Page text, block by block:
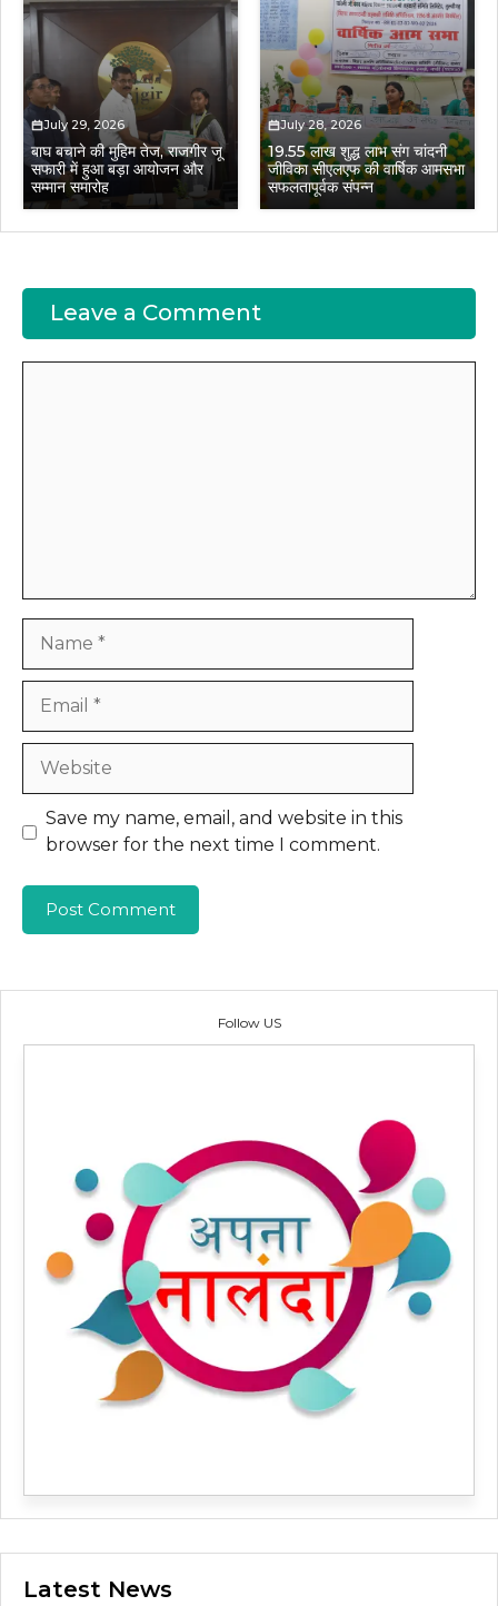
July 29, 2026
बाघ बचाने की मुहिम तेज, राजगीर जू
सफारी में हुआ बड़ा आयोजन और
सम्मान समारोह
July 28, 2026
19.55 लाख शुद्ध लाभ संग चांदनी
जीविका सीएलएफ की वार्षिक आमसभा
सफलतापूर्वक संपन्न
Leave a Comment
Website
Save my name, email, and website in this
browser for the next time I comment.
Follow US
Latest News